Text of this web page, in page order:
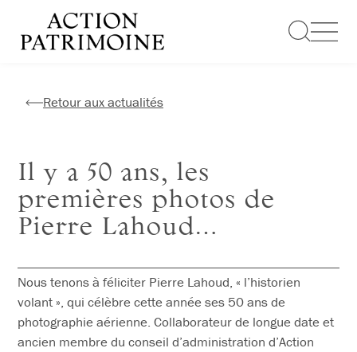
contenu
Retour aux actualités
Il y a 50 ans, les
premières photos de
Pierre Lahoud…
Nous tenons à féliciter Pierre Lahoud, « l’historien
volant », qui célèbre cette année ses 50 ans de
photographie aérienne. Collaborateur de longue date et
ancien membre du conseil d’administration d’Action